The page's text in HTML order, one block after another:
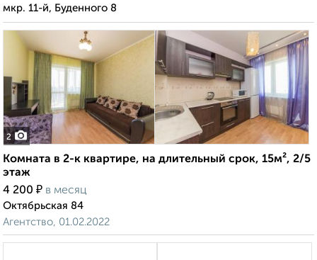
мкр. 11-й, Буденного 8
2
Комната в 2-к квартире, на длительный срок, 15м², 2/5
этаж
4 200 ₽ в месяц
Октябрьская 84
Агентство, 01.02.2022